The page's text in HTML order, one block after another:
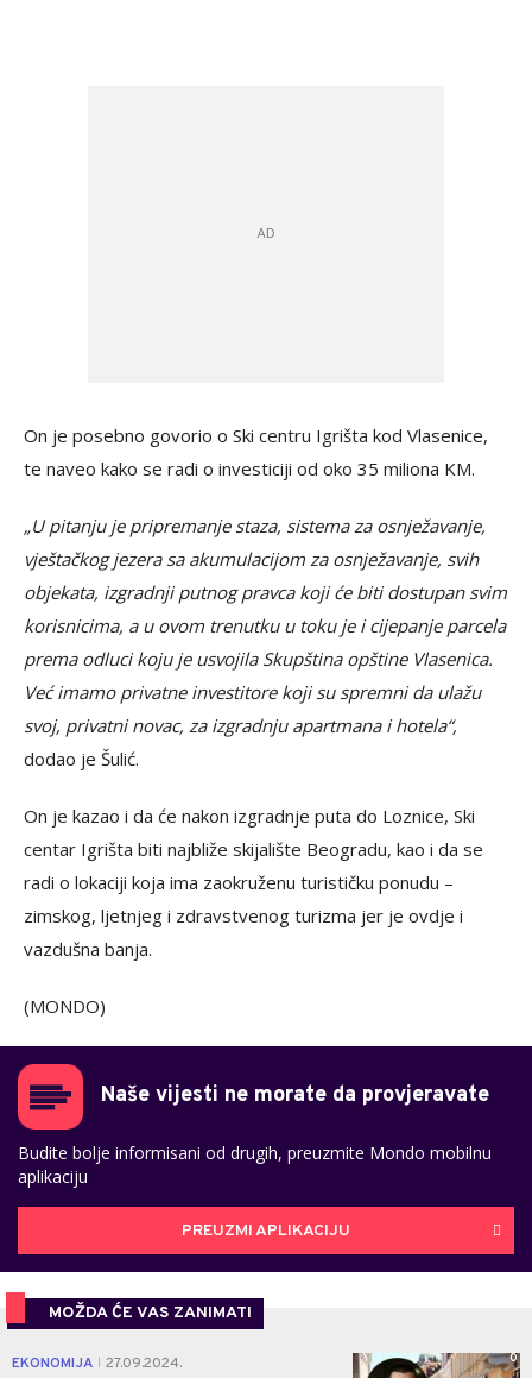
On je posebno govorio o Ski centru Igrišta kod Vlasenice,
te naveo kako se radi o investiciji od oko 35 miliona KM.
„U pitanju je pripremanje staza, sistema za osnježavanje,
vještačkog jezera sa akumulacijom za osnježavanje, svih
objekata, izgradnji putnog pravca koji će biti dostupan svim
korisnicima, a u ovom trenutku u toku je i cijepanje parcela
prema odluci koju je usvojila Skupština opštine Vlasenica.
Već imamo privatne investitore koji su spremni da ulažu
svoj, privatni novac, za izgradnju apartmana i hotela“,
dodao je Šulić.
On je kazao i da će nakon izgradnje puta do Loznice, Ski
centar Igrišta biti najbliže skijalište Beogradu, kao i da se
radi o lokaciji koja ima zaokruženu turističku ponudu –
zimskog, ljetnjeg i zdravstvenog turizma jer je ovdje i
vazdušna banja.
(MONDO)
Naše vijesti ne morate da provjeravate
Budite bolje informisani od drugih, preuzmite Mondo mobilnu
aplikaciju
PREUZMI APLIKACIJU
MOŽDA ĆE VAS ZANIMATI
EKONOMIJA 27.09.2024. 0